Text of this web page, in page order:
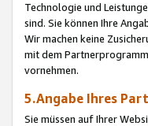
Technologie und
sind. Sie können Ihre
Wir machen keine
mit dem
vornehmen.
5.Angabe Ihres
Sie müssen auf Ihrer